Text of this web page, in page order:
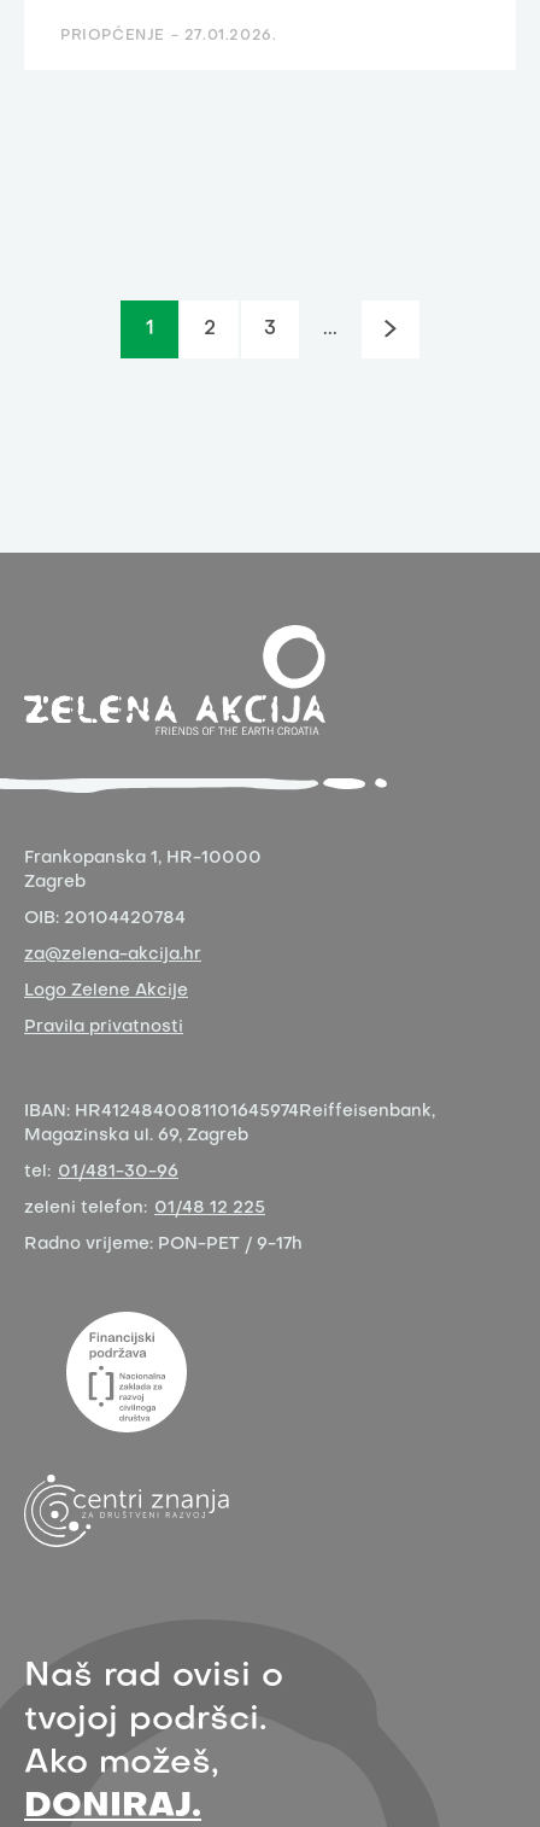
PRIOPĆENJE - 27.01.2026.
1 2 3 ...
Frankopanska 1, HR-10000
Zagreb
OIB: 20104420784
za@zelena-akcija.hr
Logo Zelene Akcije
Pravila privatnosti
IBAN: HR4124840081101645974 Reiffeisenbank,
Magazinska ul. 69, Zagreb
tel: 01/481-30-96
zeleni telefon: 01/48 12 225
Radno vrijeme: PON-PET / 9-17h
Naš rad ovisi o
tvojoj podršci.
Ako možeš,
DONIRAJ.